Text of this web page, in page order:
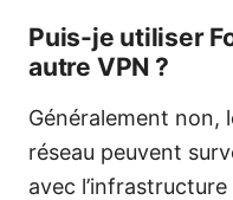
Puis-je utiliser
autre VPN ?
Généralement non,
réseau peuvent
avec